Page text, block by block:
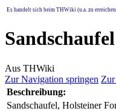
Es handelt sich beim THWiki (u.a. zu
Sandschaufel
Aus THWiki
Zur Navigation springen Zur
Beschreibung:
Sandschaufel, Holsteiner